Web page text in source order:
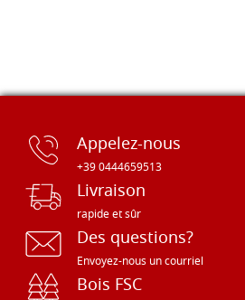
Appelez-nous
+39 0444659513
Livraison
rapide et sûr
Des questions?
Envoyez-nous un courriel
Bois FSC